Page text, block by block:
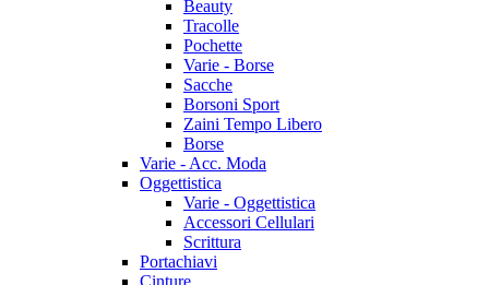
Beauty
Tracolle
Pochette
Varie - Borse
Sacche
Borsoni Sport
Zaini Tempo Libero
Borse
Varie - Acc. Moda
Oggettistica
Varie - Oggettistica
Accessori Cellulari
Scrittura
Portachiavi
Cinture